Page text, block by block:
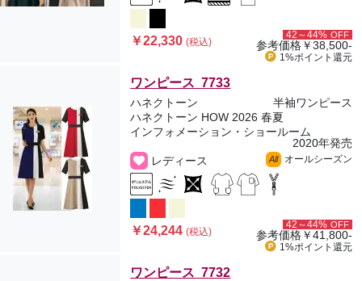
￥22,330(税込)
42～44% OFF
参考価格￥38,500-
1%ポイント 還元
ワンピース 7733
ハネクトーン
半袖ワンピース
ハネクトーン HOW 2026 春夏
インフォメーション・ショールーム
2020年発売
レディース
All オールシーズン
￥24,244(税込)
42～44% OFF
参考価格￥41,800-
1%ポイント 還元
ワンピース 7732